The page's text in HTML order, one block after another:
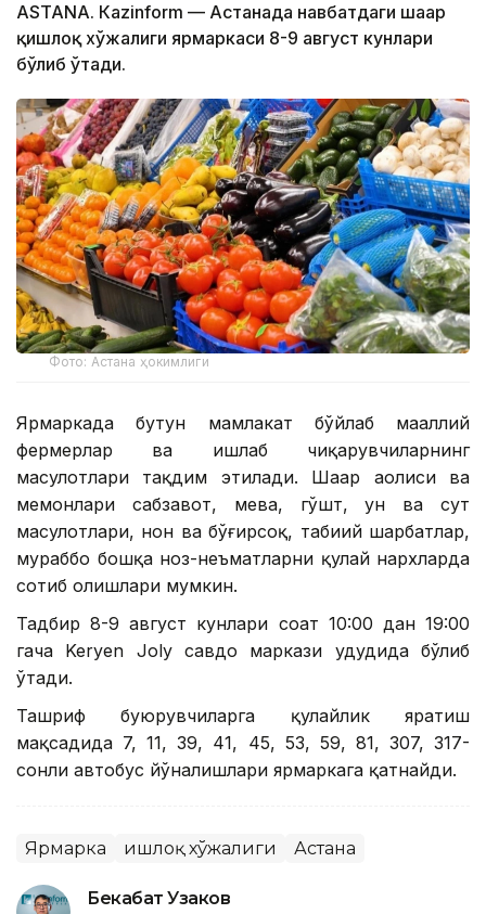
ASTANА. Кazinform — Астанада навбатдаги шаҳар
қишлоқ хўжалиги ярмаркаси 8-9 август кунлари
бўлиб ўтади.
Фото: Астана ҳокимлиги
Ярмаркада бутун мамлакат бўйлаб маҳаллий
фермерлар ва ишлаб чиқарувчиларнинг
маҳсулотлари тақдим этилади. Шаҳар аҳолиси ва
меҳмонлари сабзавот, мева, гўшт, ун ва сут
маҳсулотлари, нон ва бўғирсоқ, табиий шарбатлар,
мураббо бошқа ноз-неъматларни қулай нархларда
сотиб олишлари мумкин.
Тадбир 8-9 август кунлари соат 10:00 дан 19:00
гача Keryen Joly савдо маркази ҳудудида бўлиб
ўтади.
Ташриф буюрувчиларга қулайлик яратиш
мақсадида 7, 11, 39, 41, 45, 53, 59, 81, 307, 317-
сонли автобус йўналишлари ярмаркага қатнайди.
Ярмарка Қишлоқ хўжалиги Астана
Бекабат Узаков